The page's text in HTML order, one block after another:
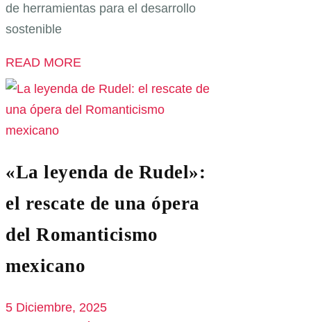
de herramientas para el desarrollo
sostenible
READ MORE
«La leyenda de Rudel»:
el rescate de una ópera
del Romanticismo
mexicano
5 Diciembre, 2025